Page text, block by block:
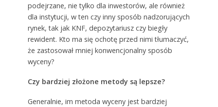
podejrzane, nie tylko dla inwestorów, ale również
dla instytucji, w ten czy inny sposób nadzorujących
rynek, tak jak KNF, depozytariusz czy biegły
rewident. Kto ma się ochotę przed nimi tłumaczyć,
że zastosował mniej konwencjonalny sposób
wyceny?
Czy bardziej złożone metody są lepsze?
Generalnie, im metoda wyceny jest bardziej